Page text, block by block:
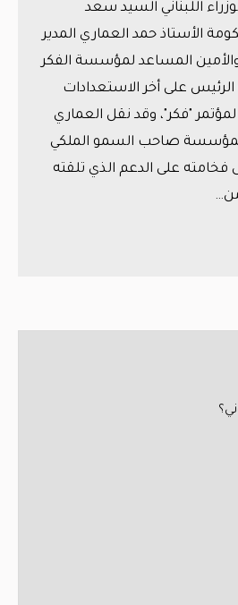
اللبناني السيد سعد
الأستاذ حمد العماري المدير
والأمين المساعد لمؤسسة الفكر
على أخر الاستعدادات
"فكر"، وقد نقل العماري
صاحب السمو الملكي
فخامته على الدعم الذي تلقته